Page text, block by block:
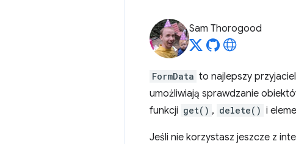
Sam Thorogood
FormData to najlepszy
umożliwiają sprawdzanie
funkcji get() , delete() i
Jeśli nie korzystasz jeszcze z